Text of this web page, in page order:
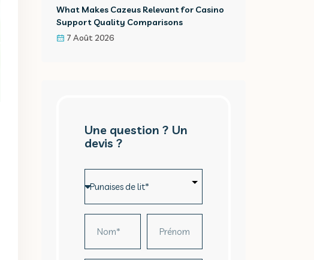
What Makes Cazeus Relevant for Casino
Support Quality Comparisons
7 Août 2026
Une question ? Un
devis ?